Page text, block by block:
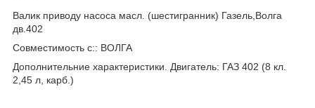
Валик приводу насоса масл. (шестигранник) Газель,Волга
дв.402
Совместимость с:: ВОЛГА
Дополнительние характеристики. Двигатель: ГАЗ 402 (8 кл.
2,45 л, карб.)